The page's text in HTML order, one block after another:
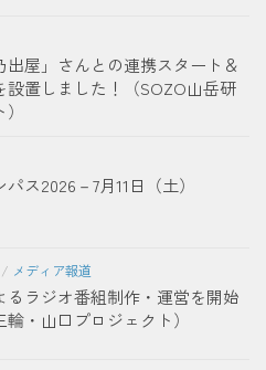
出屋」さんとの連携スタート＆
設置しました！（SOZO山岳研
ス2026－7月11日（土）
/ メディア報道
るラジオ番組制作・運営を開始
・山口プロジェクト）